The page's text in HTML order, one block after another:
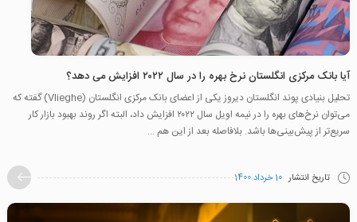
آیا بانک مرکزی انگلستان نرخ بهره را در سال ۲۰۲۲ افزایش می دهد؟
تحلیل بنیادی پوند انگلستان دیروز یکی از اعضای بانک مرکزی انگلستان (Vlieghe) گفته که
می‌توان نرخ‌های بهره را در نیمه اویل سال ۲۰۲۲ افزایش داد، البته اگر روند بهبود بازار کار
سریع‌تر از پیش‌بینی‌ها باشد. بلافاصله بعد از این هم ...
تاریخ انتشار 10 خرداد 1400